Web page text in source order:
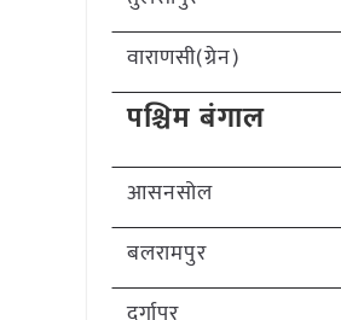
वाराणसी(ग्रेन)
पश्चिम बंगाल
आसनसोल
बलरामपुर